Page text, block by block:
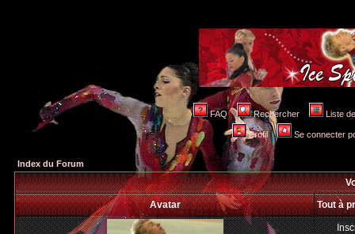
FAQ Rechercher Liste
Profil Se connecter
Index du Forum
Avatar
Tout à